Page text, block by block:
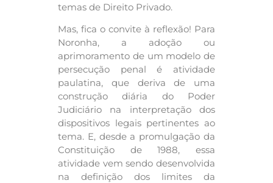
temas de Direito Privado.
Mas, fica o convite à reflexão! Para
Noronha, a adoção ou
aprimoramento de um modelo de
persecução penal é atividade
paulatina, que deriva de uma
construção diária do Poder
Judiciário na interpretação dos
dispositivos legais pertinentes ao
tema. E, desde a promulgação da
Constituição de 1988, essa
atividade vem sendo desenvolvida
na definição dos limites da